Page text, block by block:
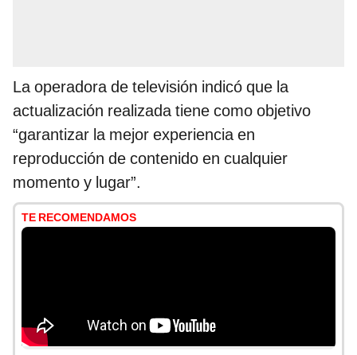
La operadora de televisión indicó que la
actualización realizada tiene como objetivo
“garantizar la mejor experiencia en
reproducción de contenido en cualquier
momento y lugar”.
TE RECOMENDAMOS